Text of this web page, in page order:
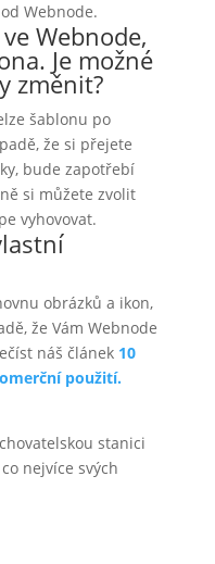
od Webnode.
Webnode,
Je možné
změnit?
šablonu po
že si přejete
bude zapotřebí
si můžete zvolit
vyhovovat.
obrázků a ikon,
že Vám Webnode
náš článek10
použití.
stanici
nejvíce svých